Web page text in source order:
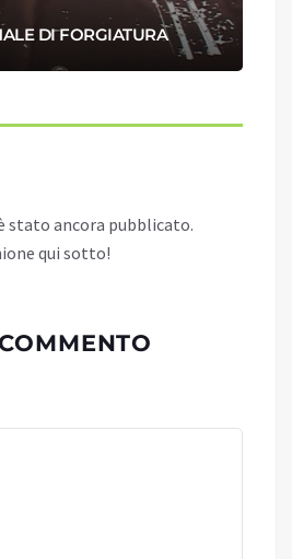
DI FORGIATURA
stato ancora pubblicato.
qui sotto!